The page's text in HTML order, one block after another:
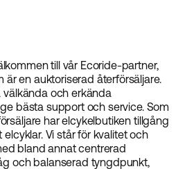
till vår Ecoride-partner,
är en auktoriserad återförsäljare.
välkända och erkända
bästa support och service. Som
har elcykelbutiken tillgång
Vi står för kvalitet och
bland annat centrerad
och balanserad tyngdpunkt,